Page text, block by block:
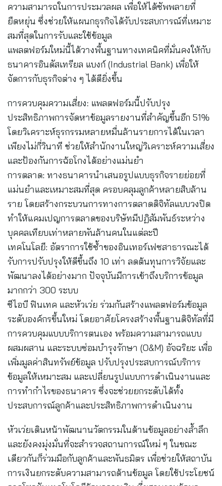
ความสามารถในการประมวลผล เพื่อให้ได้ซัพพลายที่
ยืดหยุ่น ซึ่งช่วยให้แผนกธุรกิจได้รับประสบการณ์ที่เหมาะ
สมที่สุดในการรับและใช้ข้อมูล
แพลตฟอร์มใหม่นี้ได้วางพื้นฐานทางเทคนิคที่มั่นคงให้กับ
ธนาคารอินดัสเทรียล แบงก์ (Industrial Bank) เพื่อให้
จัดการกับธุรกิจต่าง ๆ ได้ดียิ่งขึ้น
การควบคุมความเสี่ยง: แพลตฟอร์มนี้ปรับปรุง
ประสิทธิภาพการจัดหาข้อมูลรายงานที่สำคัญขึ้นอีก 51%
โดยวิเคราะห์ธุรกรรมหลายหมื่นล้านรายการได้ในเวลา
เพียงไม่กี่วินาที ช่วยให้สำนักงานใหญ่วิเคราะห์ความเสี่ยง
และป้องกันการฉ้อโกงได้อย่างแม่นยำ
การตลาด: ทางธนาคารนำเสนอรูปแบบธุรกิจรายย่อยที่
แม่นยำและเหมาะสมที่สุด ครอบคลุมลูกค้าหลายสิบล้าน
ราย โดยสร้างกระบวนการทางการตลาดดิจิทัลแบบวงปิด
ทำให้แคมเปญการตลาดของบริษัทมีปฏิสัมพันธ์ระหว่าง
บุคคลเทียบเท่าหลายพันล้านคนในแต่ละปี
เทคโนโลยี: อัตราการใช้ซ้ำของอินเทอร์เฟซสาธารณะได้
รับการปรับปรุงให้ดีขึ้นถึง 10 เท่า ลดต้นทุนการวิจัยและ
พัฒนาลงได้อย่างมาก ปัจจุบันมีการเข้าถึงบริการข้อมูล
มากกว่า 300 ระบบ
ซีไอบี ฟินเทค และหัวเว่ย ร่วมกันสร้างแพลตฟอร์มข้อมูล
ระดับองค์กรขึ้นใหม่ โดยอาศัยโครงสร้างพื้นฐานดิจิทัลที่มี
การควบคุมแบบบริการตนเอง พร้อมความสามารถแบบ
ผสมผสาน และระบบซ่อมบำรุงรักษา (O&M) อัจฉริยะ เพื่อ
เพิ่มมูลค่าสินทรัพย์ข้อมูล ปรับปรุงประสบการณ์บริการ
ข้อมูลให้เหมาะสม และเปลี่ยนรูปแบบการดำเนินงานและ
การทำกำไรของธนาคาร ซึ่งจะช่วยยกระดับได้ทั้ง
ประสบการณ์ลูกค้าและประสิทธิภาพการดำเนินงาน
หัวเว่ยเดินหน้าพัฒนานวัตกรรมในด้านข้อมูลอย่างล้ำลึก
และยังคงมุ่งมั่นที่จะสำรวจสถานการณ์ใหม่ ๆ ในขณะ
เดียวกันก็ร่วมมือกับลูกค้าและพันธมิตร เพื่อช่วยให้สถาบัน
การเงินยกระดับความสามารถด้านข้อมูล โดยใช้ประโยชน์